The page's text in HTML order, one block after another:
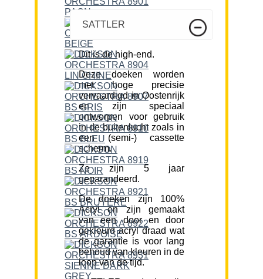
SATTLER
Dit is de high-end.
Deze doeken worden
met hoge precisie
vervaardigd in Oostenrijk
en zijn speciaal
ontworpen voor gebruik
in de buitenlucht zoals in
een (semi-) cassette
scherm.
Ze zijn 5 jaar
gegarandeerd.
De doeken zijn 100%
Acryl en zijn gemaakt
van een door en door
gekleurd acryl draad wat
de garantie is voor lang
behoud van kleuren in de
loop van de tijd.